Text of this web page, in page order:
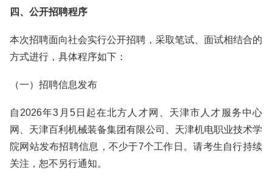
四、公开招聘程序
本次招聘面向社会实行公开招聘，采取笔试、面试相结合的
方式进行，具体程序如下：
（一）招聘信息发布
自2026年3月5日起在北方人才网、天津市人才服务中心
网、天津百利机械装备集团有限公司、天津机电职业技术学
院网站发布招聘信息，不少于7个工作日。请考生自行持续
关注，恕不另行通知。